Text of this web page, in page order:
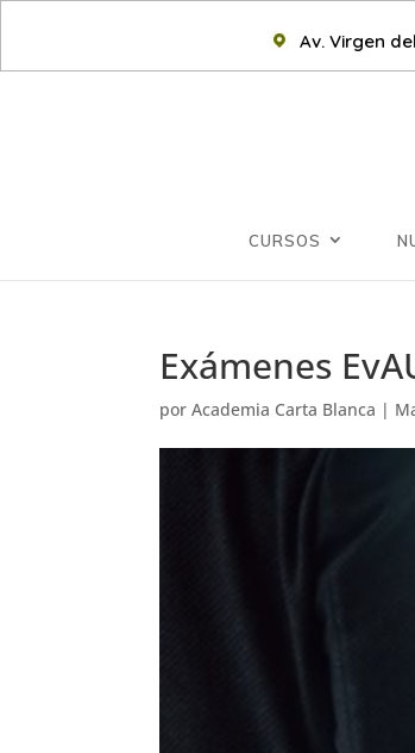
Av. Virgen
CURSOS
Exámenes
porAcademia Carta Blanca |